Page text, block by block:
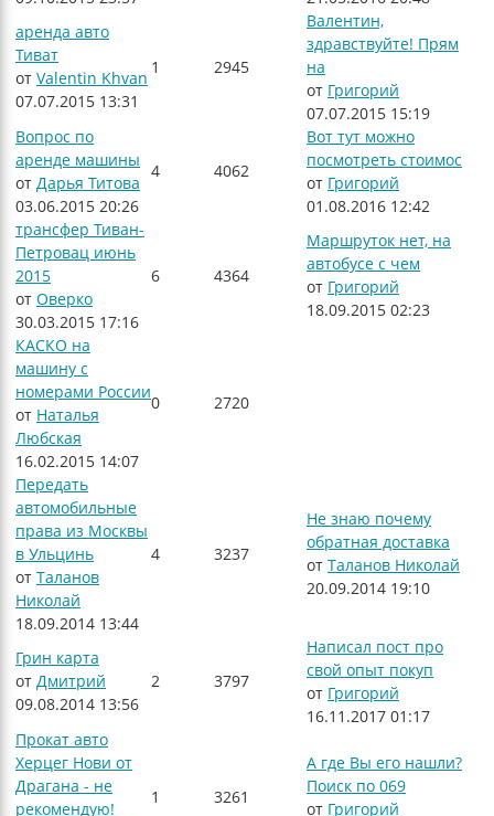
аренда авто
Тиват
от Valentin Khvan
07.07.2015 13:31
1 2945
Валентин,
здравствуйте! Прям
на
от Григорий
07.07.2015 15:19
Вопрос по
аренде машины
от Дарья Титова
03.06.2015 20:26
4 4062
Вот тут можно
посмотреть стоимос
от Григорий
01.08.2016 12:42
трансфер Тиван-
Петровац июнь
2015
от Оверко
30.03.2015 17:16
6 4364
Маршруток нет, на
автобусе с чем
от Григорий
18.09.2015 02:23
КАСКО на
машину с
номерами России
от Наталья
Любская
16.02.2015 14:07
0 2720
Передать
автомобильные
права из Москвы
в Ульцинь
от Таланов
Николай
18.09.2014 13:44
4 3237
Не знаю почему
обратная доставка
от Таланов Николай
20.09.2014 19:10
Грин карта
от Дмитрий
09.08.2014 13:56
2 3797
Написал пост про
свой опыт покуп
от Григорий
16.11.2017 01:17
Прокат авто
Херцег Нови от
Драгана - не
рекомендую!
1 3261
А где Вы его нашли?
Поиск по 069
от Григорий